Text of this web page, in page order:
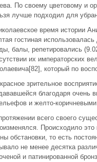
По своему цветовому и
лучше подходил для
время истории
гостиная
балы, репетировались
их императорских
который по
зрительное
благодаря очень
и желто-
всего своего
Происходило это
обстановки, то есть
не менее десятка
и патинированной